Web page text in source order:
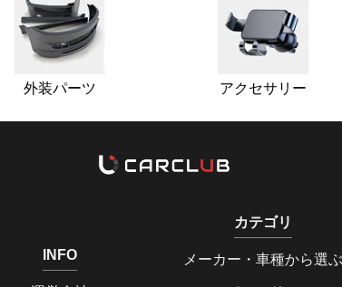
外装パーツ アクセサリー
INFO
カテゴリ
メーカー・車種から選ぶ